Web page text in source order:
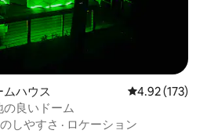
ハウス レビュー173
4.92 (173)
良いドーム
しやすさ · ロケーション